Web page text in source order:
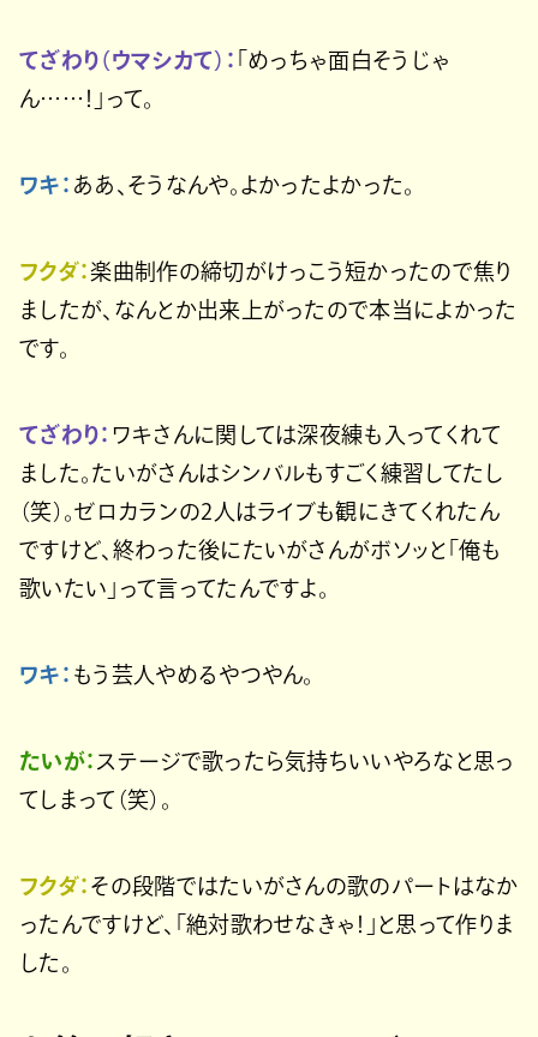
てざわり（ウマシカて）：
「めっちゃ面白そうじゃ
ん……！」って。
ワキ： ああ、そうなんや。よかったよかった。
フクダ：楽曲制作の締切がけっこう短かったので焦り
ましたが、なんとか出来上がったので本当によかった
です。
てざわり： ワキさんに関しては深夜練も入ってくれて
ました。たいがさんはシンバルもすごく練習してたし
（笑）。ゼロカランの2人はライブも観にきてくれたん
ですけど、終わった後にたいがさんがボソッと「俺も
歌いたい」って言ってたんですよ。
ワキ： もう芸人やめるやつやん。
たいが： ステージで歌ったら気持ちいいやろなと思っ
てしまって（笑）。
フクダ： その段階ではたいがさんの歌のパートはなか
ったんですけど、「絶対歌わせなきゃ！」と思って作りま
した。